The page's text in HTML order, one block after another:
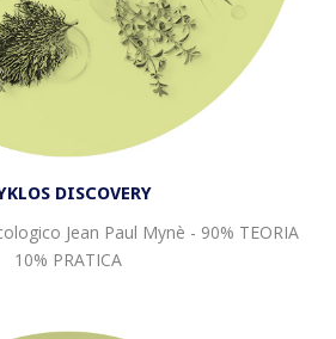
DISCOVERY
Jean Paul Mynè - 90% TEORIA
10% PRATICA